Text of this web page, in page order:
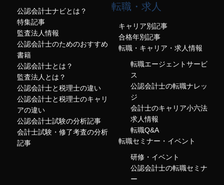
公認会計士ナビとは？
特集記事
監査法人情報
公認会計士のためのおすすめ
書籍
公認会計士とは？
監査法人とは？
公認会計士と税理士の違い
公認会計士と税理士のキャリ
アの違い
公認会計士試験の分析記事
会計士試験・修了考査の分析
記事
転職・求人
キャリア別記事
合格年別記事
転職・キャリア・求人情報
転職エージェントサービ
ス
公認会計士の転職ナレッ
ジ
会計士のキャリア小六法
求人情報
転職Q&A
転職セミナー・イベント
研修・イベント
公認会計士の転職セミナ
ー